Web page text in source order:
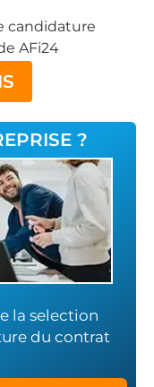
candidature
AFi24
?
la selection
du contrat